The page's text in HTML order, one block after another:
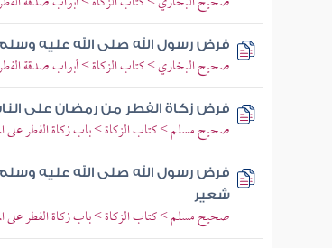
فرض رسول الله صلى الله عليه
صحيح البخاري > كتاب الزكاة > أبواب صدقة
فرض زكاة الفطر من رمضان على
صحيح مسلم > كتاب الزكاة > باب زكاة الفطر على
فرض رسول الله صلى الله عليه
شعير
صحيح مسلم > كتاب الزكاة > باب زكاة الفطر على